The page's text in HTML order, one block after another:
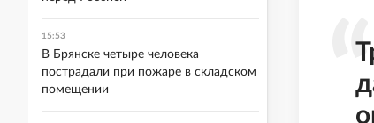
15:53
В Брянске четыре человека
пострадали при пожаре в складском
помещении